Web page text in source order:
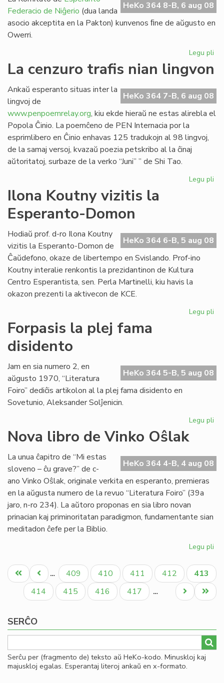
HeKo 364 8-B, 6 aug 08
Federacio de Niĝerio (dua landa
asocio akceptita en la Pakton) kunvenos ﬁne de aŭgusto en
Owerri.
Legu pli
La cenzuro trafis nian lingvon
HeKo 364 7-B, 6 aug 08
Ankaŭ esperanto situas inter la
lingvoj de
www.penpoemrelay.org, kiu ekde hieraŭ ne estas alirebla el
Popola Ĉinio. La poemĉeno de PEN Internacia por la
esprimlibero en Ĉinio enhavas 125 tradukojn al 98 lingvoj,
de la samaj versoj, kvazaŭ poezia petskribo al la ĉinaj
aŭtoritatoj, surbaze de la verko “Juni” ” de Shi Tao.
Legu pli
Ilona Koutny vizitis la
Esperanto-Domon
HeKo 364 6-B, 5 aug 08
Hodiaŭ prof. d-ro Ilona Koutny
vizitis la Esperanto-Domon de
Ĉaŭdefono, okaze de libertempo en Svislando. Prof-ino
Koutny interalie renkontis la prezidantinon de Kultura
Centro Esperantista, sen. Perla Martinelli, kiu havis la
okazon prezenti la aktivecon de KCE.
Legu pli
Forpasis la plej fama
disidento
HeKo 364 5-B, 5 aug 08
Jam en sia numero 2, en
aŭgusto 1970, “Literatura
Foiro” dediĉis artikolon al la plej fama disidento en
Sovetunio, Aleksander Solĵenicin.
Legu pli
Nova libro de Vinko Oŝlak
HeKo 364 4-B, 4 aug 08
La unua ĉapitro de “Mi estas
sloveno – ĉu grave?” de c-
ano Vinko Oŝlak, originale verkita en esperanto, premieras
en la aŭgusta numero de la revuo “Literatura Foiro” (39a
jaro, n-ro 234). La aŭtoro proponas en sia libro novan
prinacian kaj priminoritatan paradigmon, fundamentante sian
meditadon ĉefe per la Biblio.
Legu pli
de
Pagination
Unua
paĝo
Antaŭa
paĝo
… Paĝo
409 Paĝo
410 Paĝo
411 Paĝo
412
Aktuala
paĝo
413
Paĝo
414 Paĝo
415 Paĝo
416 Paĝo
417 …
Last
page
Next
page
SERĈO
Serĉu per (fragmento de) teksto aŭ HeKo-kodo. Minuskloj kaj
majuskloj egalas. Esperantaj literoj ankaŭ en x-formato.